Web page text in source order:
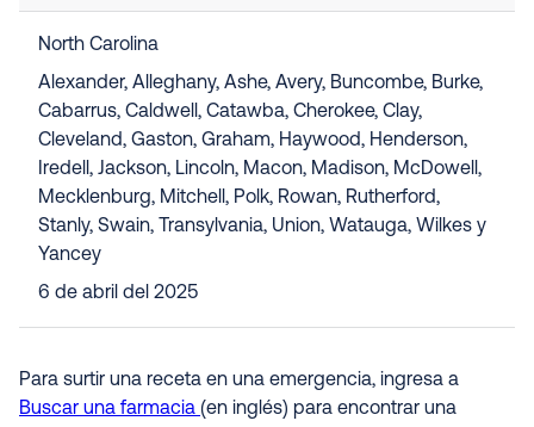
North Carolina
Alexander, Alleghany, Ashe, Avery, Buncombe, Burke,
Cabarrus, Caldwell, Catawba, Cherokee, Clay,
Cleveland, Gaston, Graham, Haywood, Henderson,
Iredell, Jackson, Lincoln, Macon, Madison, McDowell,
Mecklenburg, Mitchell, Polk, Rowan, Rutherford,
Stanly, Swain, Transylvania, Union, Watauga, Wilkes y
Yancey
6 de abril del 2025
Para surtir una receta en una emergencia, ingresa a
Buscar una farmacia (en inglés) para encontrar una